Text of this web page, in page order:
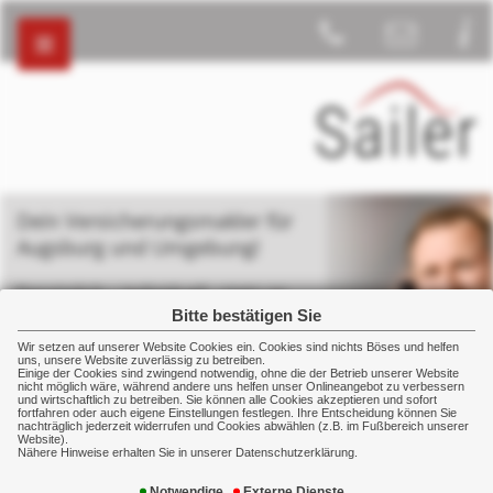
Bitte bestätigen Sie
Wir setzen auf unserer Website Cookies ein. Cookies sind nichts Böses und helfen
uns, unsere Website zuverlässig zu betreiben.
Einige der Cookies sind zwingend notwendig, ohne die der Betrieb unserer Website
nicht möglich wäre, während andere uns helfen unser Onlineangebot zu verbessern
und wirtschaftlich zu betreiben. Sie können alle Cookies akzeptieren und sofort
fortfahren oder auch eigene Einstellungen festlegen. Ihre Entscheidung können Sie
nachträglich jederzeit widerrufen und Cookies abwählen (z.B. im Fußbereich unserer
Website).
Nähere Hinweise erhalten Sie in unserer Datenschutzerklärung.
Dein Versicherungsmakler für
Augsburg und Umgebung!
Persönlich – individuell - stets an
Betriebliche Vorsorge Betriebliche Krankenversicherung